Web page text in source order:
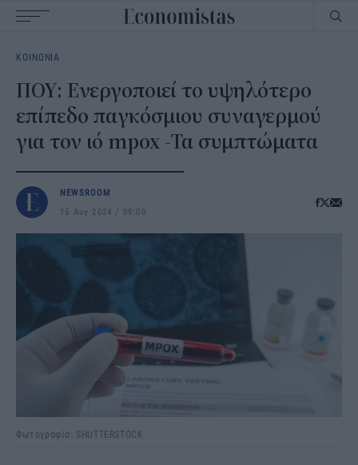
navigation
ΚΟΙΝΩΝΙΑ
ΠΟΥ: Ενεργοποιεί το υψηλότερο
επίπεδο παγκόσμιου συναγερμού
για τον ιό mpox -Τα συμπτώματα
NEWSROOM
15 Αυγ 2024
09:00
Φωτογραφία: SHUTTERSTOCK